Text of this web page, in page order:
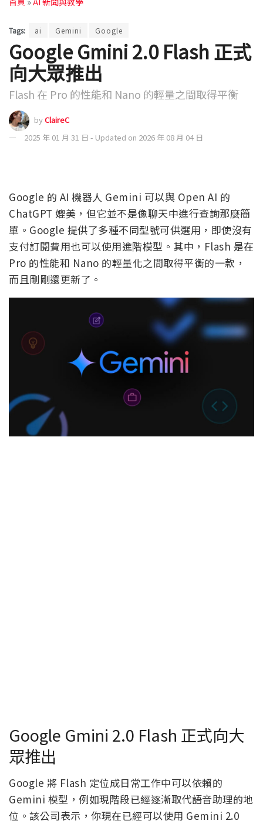
Tags: ai Gemini Google
Google Gmini 2.0 Flash 正式
向大眾推出
Flash 在 Pro 的性能和 Nano 的輕量之間取得平衡
byClaireC
2025 年 01 月 31 日 - Updated on 2026 年 08 月 04 日
Google 的 AI 機器人 Gemini 可以與 Open AI 的
ChatGPT 媲美，但它並不是像聊天中進行查詢那麼簡
單。Google 提供了多種不同型號可供選用，即使沒有
支付訂閱費用也可以使用進階模型。其中，Flash 是在
Pro 的性能和 Nano 的輕量化之間取得平衡的一款，
而且剛剛還更新了。
Google Gmini 2.0 Flash 正式向大
眾推出
Google 將 Flash 定位成日常工作中可以依賴的
Gemini 模型，例如現階段已經逐漸取代語音助理的地
位。該公司表示，你現在已經可以使用 Gemini 2.0